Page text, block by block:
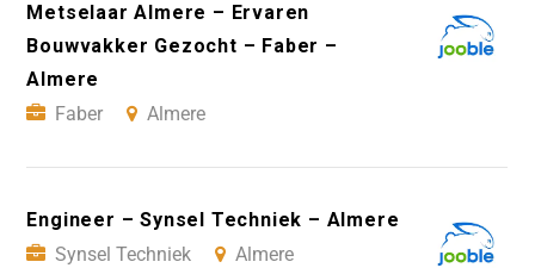
Metselaar Almere – Ervaren
Bouwvakker Gezocht – Faber –
Almere
Faber
Almere
Engineer – Synsel Techniek – Almere
Synsel Techniek
Almere